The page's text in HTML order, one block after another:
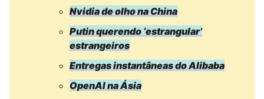
Nvidia de olho na China
Putin querendo ‘estrangular’
estrangeiros
Entregas instantâneas do Alibaba
OpenAI na Ásia